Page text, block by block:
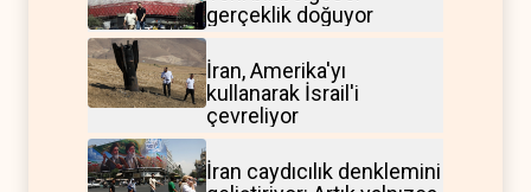
gerçeklik doğuyor
İran, Amerika'yı
kullanarak İsrail'i
çevreliyor
İran caydıcılık denklemini